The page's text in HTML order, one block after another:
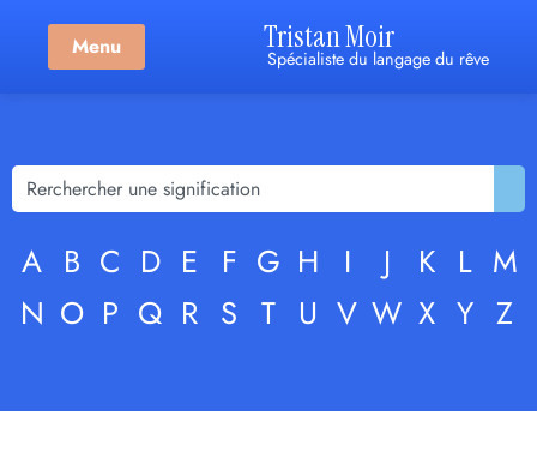
Menu Tristan Moir
Spécialiste du langage du rêve
A B C D E F G H I J K L M
N O P Q R S T U V W X Y Z